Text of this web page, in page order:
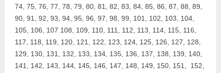
74, 75, 76, 77, 78, 79, 80, 81, 82, 83, 84, 85, 86, 87, 88, 89,
90, 91, 92, 93, 94, 95, 96, 97, 98, 99, 101, 102, 103, 104,
105, 106, 107 108, 109, 110, 111, 112, 113, 114, 115, 116,
117, 118, 119, 120, 121, 122, 123, 124, 125, 126, 127, 128,
129, 130, 131, 132, 133, 134, 135, 136, 137, 138, 139, 140,
141, 142, 143, 144, 145, 146, 147, 148, 149, 150, 151, 152,